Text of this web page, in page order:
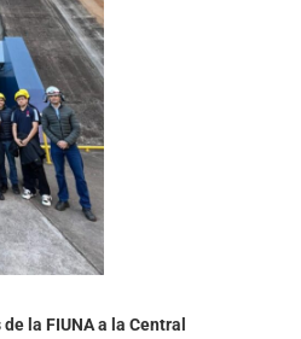
la FIUNA a la Central